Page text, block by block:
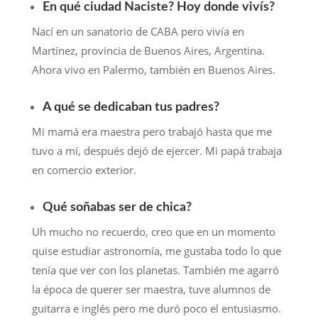
En qué ciudad Naciste? Hoy donde vivís?
Nací en un sanatorio de CABA pero vivía en
Martínez, provincia de Buenos Aires, Argentina.
Ahora vivo en Palermo, también en Buenos Aires.
A qué se dedicaban tus padres?
Mi mamá era maestra pero trabajó hasta que me
tuvo a mí, después dejó de ejercer. Mi papá trabaja
en comercio exterior.
Qué soñabas ser de chica?
Uh mucho no recuerdo, creo que en un momento
quise estudiar astronomía, me gustaba todo lo que
tenía que ver con los planetas. También me agarró
la época de querer ser maestra, tuve alumnos de
guitarra e inglés pero me duró poco el entusiasmo.